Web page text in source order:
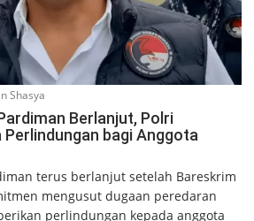
Shasya
Berlanjut, Polri
Perlindungan bagi Anggota
terus berlanjut setelah Bareskrim
mengusut dugaan peredaran
perlindungan kepada anggota